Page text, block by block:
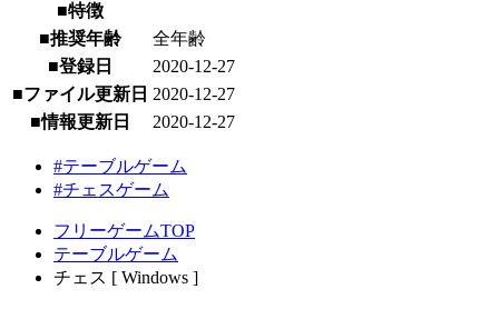
■特徴
■推奨年齢
全年齢
■登録日
2020-12-27
■ファイル更新日 2020-12-27
■情報更新日
2020-12-27
#テーブルゲーム
#チェスゲーム
フリーゲームTOP
テーブルゲーム
チェス [ Windows ]